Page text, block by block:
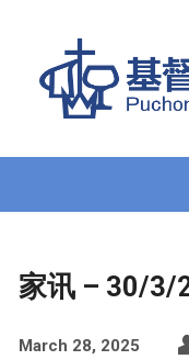
家讯 – 30/3/
March 28, 2025